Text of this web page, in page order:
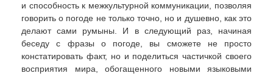
и способность к межкультурной коммуникации, позволяя
говорить о погоде не только точно, но и душевно, как это
делают сами румыны. И в следующий раз, начиная
беседу с фразы о погоде, вы сможете не просто
констатировать факт, но и поделиться частичкой своего
восприятия мира, обогащенного новыми языковыми